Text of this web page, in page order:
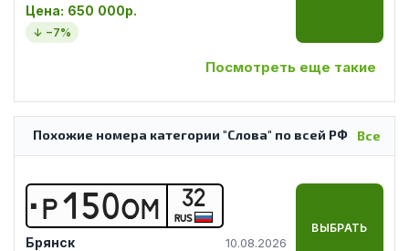
Цена: 650 000р.
↓ −7%
Посмотреть еще такие
Все
Похожие номера категории "Слова" по всей РФ
Р1 50ОМ 32
RUS
Брянск 10.08.2026
ВЫБРАТЬ